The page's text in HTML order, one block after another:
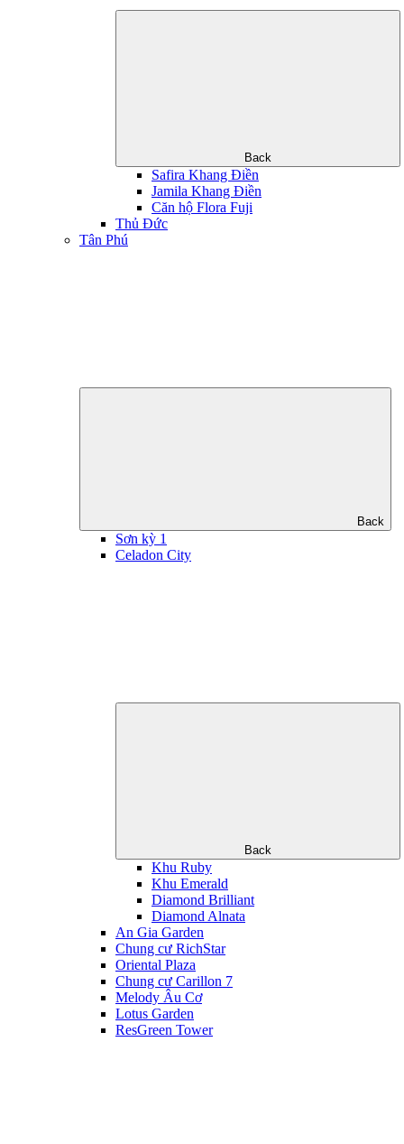
Back
Safira Khang Điền
Jamila Khang Điền
Căn hộ Flora Fuji
Thủ Đức
Tân Phú
Back
Sơn kỳ 1
Celadon City
Back
Khu Ruby
Khu Emerald
Diamond Brilliant
Diamond Alnata
An Gia Garden
Chung cư RichStar
Oriental Plaza
Chung cư Carillon 7
Melody Âu Cơ
Lotus Garden
ResGreen Tower